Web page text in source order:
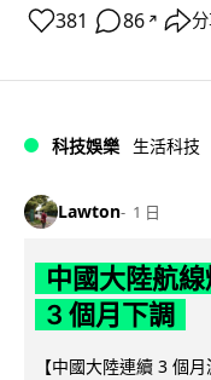
381 86 ↗
科技娛樂 生活科技
Lawton 1 日
中國大陸航
3 個月下調
【中國大陸連續 3 個